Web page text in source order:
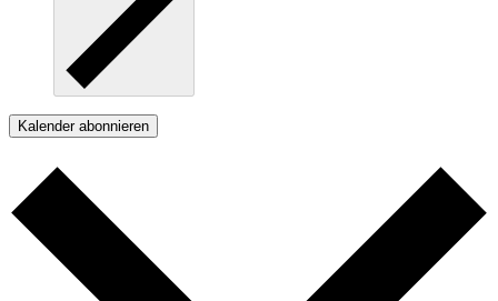
Kalender abonnieren